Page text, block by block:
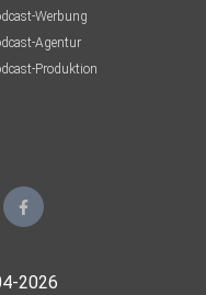
Werbung
Agentur
Produktion
2026